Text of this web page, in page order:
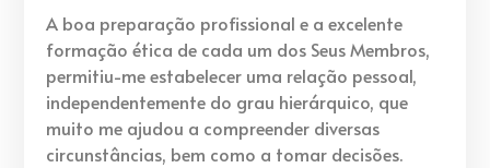
A boa preparação profissional e a excelente
formação ética de cada um dos Seus Membros,
permitiu-me estabelecer uma relação pessoal,
independentemente do grau hierárquico, que
muito me ajudou a compreender diversas
circunstâncias, bem como a tomar decisões.